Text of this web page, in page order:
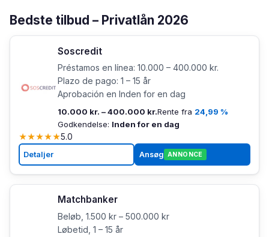
Bedste tilbud – Privatlån 2026
Soscredit
Préstamos en línea: 10.000 – 400.000 kr.
Plazo de pago: 1 – 15 år
Aprobación en Inden for en dag
10.000 kr. – 400.000 kr.Rente fra 24,99 %
Godkendelse: Inden for en dag
★★★★★5.0
Detaljer Ansøg ANNONCE
Matchbanker
Beløb, 1.500 kr – 500.000 kr
Løbetid, 1 – 15 år